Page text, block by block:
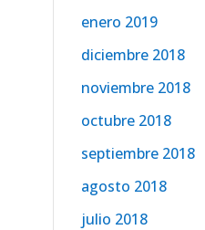
enero 2019
diciembre 2018
noviembre 2018
octubre 2018
septiembre 2018
agosto 2018
julio 2018